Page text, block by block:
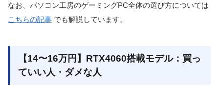
なお、パソコン工房のゲーミングPC全体の選び方については
こちらの記事 でも解説しています。
【14〜16万円】RTX4060搭載モデル：買っ
ていい人・ダメな人